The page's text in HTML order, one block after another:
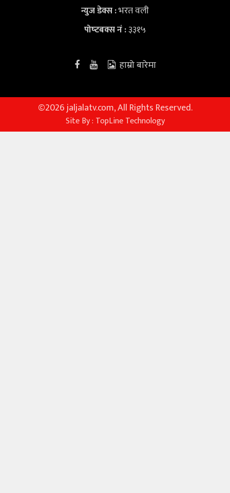
न्युज डेक्स:भरत वली
पोष्‍टबक्स नं :३३१५
हाम्रो बारेमा
©2026 jaljalatv.com, All Rights Reserved.
Site By : TopLine Technology